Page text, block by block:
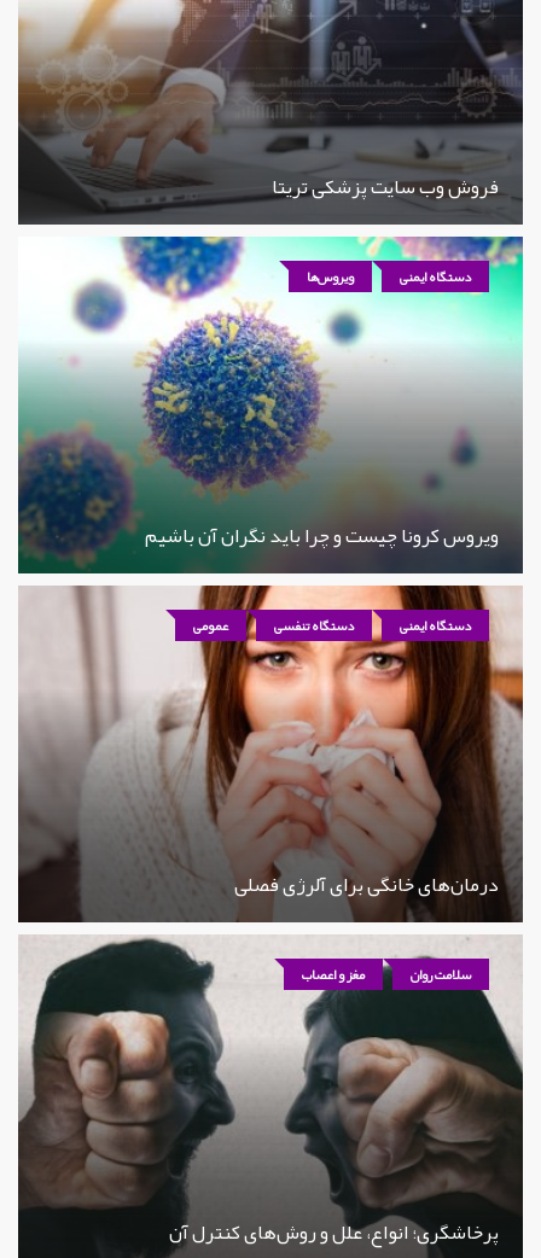
فروش وب سایت پزشکی تریتا
دستگاه ایمنی ویروس‌ها
ویروس کرونا چیست و چرا باید نگران آن باشیم
دستگاه ایمنی دستگاه تنفسی عمومی
درمان‌های خانگی برای آلرژی فصلی
سلامت روان مغز و اعصاب
پرخاشگری؛ انواع، علل و روش‌های کنترل آن